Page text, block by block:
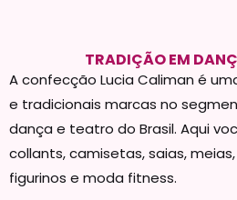
TRADIÇÃO EM
A confecção Lucia Caliman é
e tradicionais marcas no
dança e teatro do Brasil. Aqui
collants, camisetas, saias,
figurinos e moda fitness.